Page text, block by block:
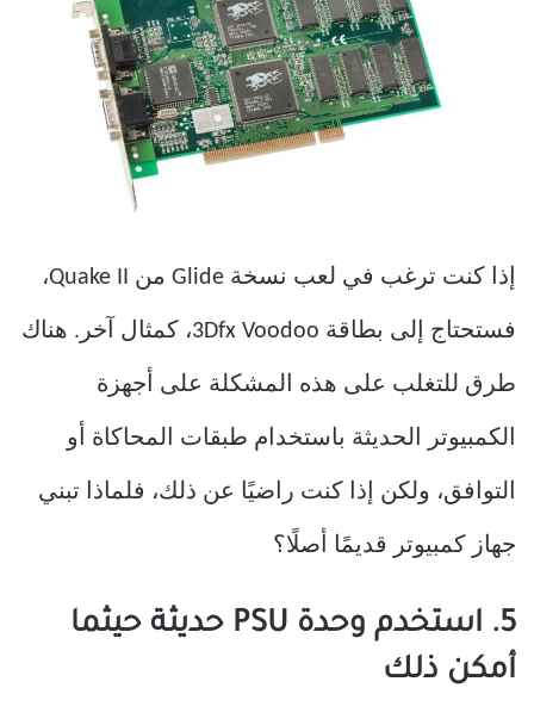
إذا كنت ترغب في لعب نسخة Glide من Quake II،
فستحتاج إلى بطاقة 3Dfx Voodoo، كمثال آخر. هناك
طرق للتغلب على هذه المشكلة على أجهزة
الكمبيوتر الحديثة باستخدام طبقات المحاكاة أو
التوافق، ولكن إذا كنت راضيًا عن ذلك، فلماذا تبني
جهاز كمبيوتر قديمًا أصلًا؟
5. استخدم وحدة PSU حديثة حيثما
أمكن ذلك